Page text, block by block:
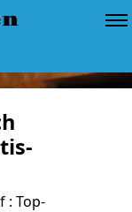
: Top-